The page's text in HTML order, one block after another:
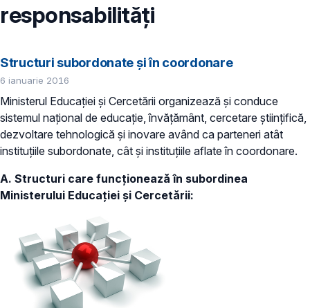
responsabilități
Structuri subordonate și în coordonare
6 ianuarie 2016
Ministerul Educaţiei și Cercetării organizează şi conduce
sistemul naţional de educaţie, învăţământ, cercetare ştiinţifică,
dezvoltare tehnologică şi inovare având ca parteneri atât
instituțiile subordonate, cât și instituțiile aflate în coordonare.
A. Structuri care funcţionează în subordinea
Ministerului Educaţiei și Cercetării: